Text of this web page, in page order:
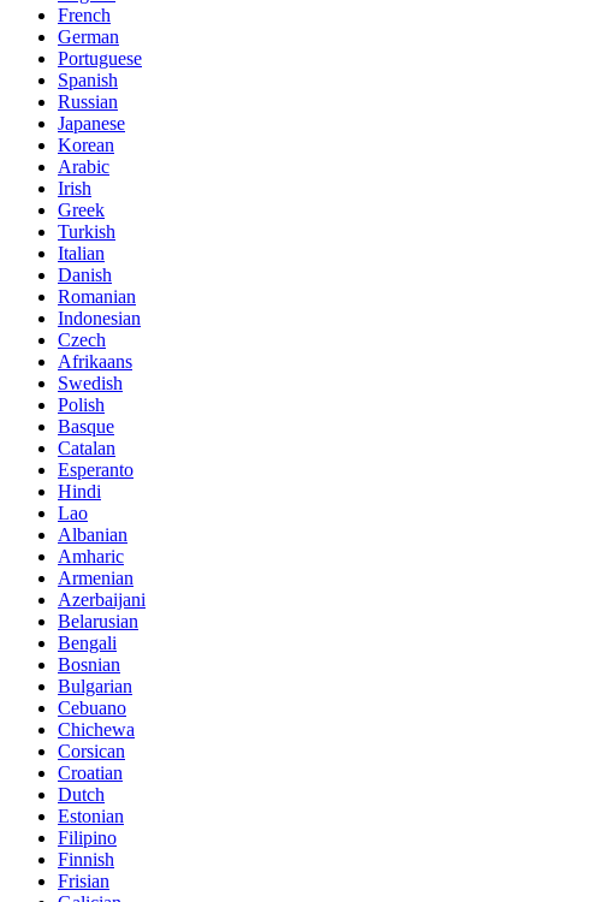
French
German
Portuguese
Spanish
Russian
Japanese
Korean
Arabic
Irish
Greek
Turkish
Italian
Danish
Romanian
Indonesian
Czech
Afrikaans
Swedish
Polish
Basque
Catalan
Esperanto
Hindi
Lao
Albanian
Amharic
Armenian
Azerbaijani
Belarusian
Bengali
Bosnian
Bulgarian
Cebuano
Chichewa
Corsican
Croatian
Dutch
Estonian
Filipino
Finnish
Frisian